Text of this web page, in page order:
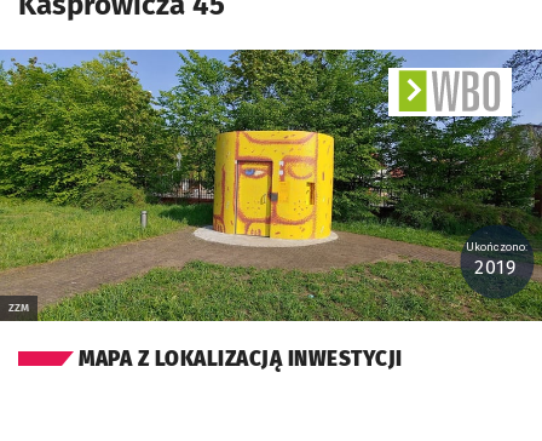
ZZM
Ukończono:
2019
MAPA Z LOKALIZACJĄ INWESTYCJI